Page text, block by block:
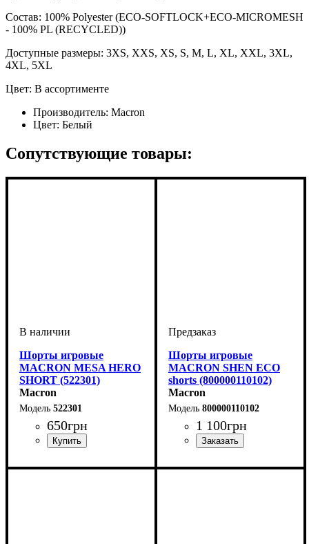
Состав: 100% Polyester (ECO-SOFTLOCK+ECO-MICROMESH
- 100% PL (RECYCLED))
Доступные размеры: 3XS, XXS, XS, S, M, L, XL, XXL, 3XL,
4XL, 5XL
Цвет: В ассортименте
Производитель: Macron
Цвет: Белый
Сопутствующие товары:
Шорты игровые
MACRON MESA HERO
SHORT (522301)
Macron
522301
650грн
Шорты игровые
MACRON SHEN ECO
shorts (800000110102)
Macron
800000110102
1 100грн